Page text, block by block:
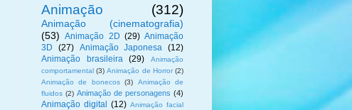
Animação (312)
Animação (cinematografia)
(53) Animação 2D (29) Animação
3D
(27) Animação Japonesa (12)
Animação brasileira
(29)
Animação
comportamental (3) Animação de Horror (2)
Animação de bonecos (3)
Animação de
fluidos (2) Animação de personagens (4)
Animação digital (12) Animação facial